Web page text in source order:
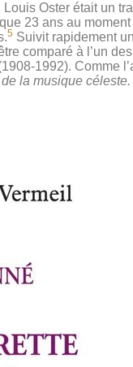
Oster était un
que 23 ans au
5 Suivit rapidement
comparé à l’un
1992). Comme
la musique céleste.